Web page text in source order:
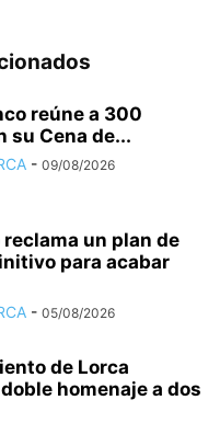
www.cosasdelorca.com
reúne a 300
su Cena de...
- 09/08/2026
un plan de
para acabar
- 05/08/2026
de Lorca
homenaje a dos